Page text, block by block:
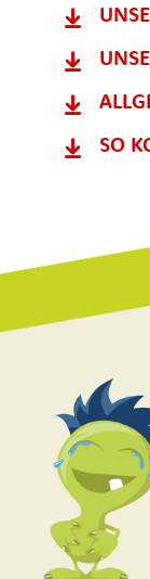
SO